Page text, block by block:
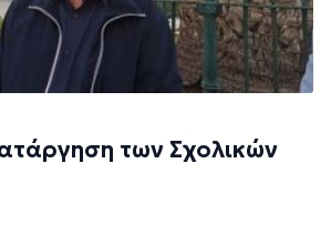
των Σχολικών